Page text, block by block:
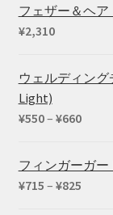
フェザー＆ヘ
¥2,310
ウェルディン
Light)
¥550– ¥660価
帯:
フィンガーガー
¥715 – ¥825価